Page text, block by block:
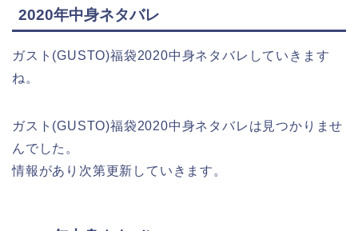
2020年中身ネタバレ
ガスト(GUSTO)福袋2020中身ネタバレしていきます
ね。
ガスト(GUSTO)福袋2020中身ネタバレは見つかりませ
んでした。
情報があり次第更新していきます。